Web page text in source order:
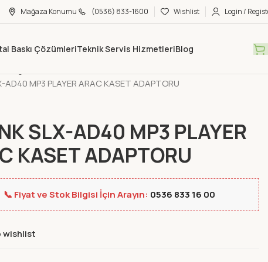
Mağaza Konumu (0536) 833-1600 Wishlist Login /
Baskı ÇözümleriTeknik Servis HizmetleriBlog
AD40 MP3 PLAYER ARAC KASET ADAPTORU
SLX-AD40 MP3 PLAYER
KASET ADAPTORU
📞 Fiyat ve Stok Bilgisi İçin Arayın: 0536 833 16 00
wishlist